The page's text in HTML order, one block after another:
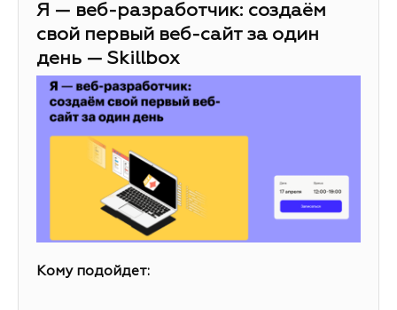
Я — веб-разработчик: создаём
свой первый веб-сайт за один
день — Skillbox
Кому подойдет: